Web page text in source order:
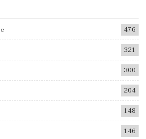
476
321
300
204
148
146